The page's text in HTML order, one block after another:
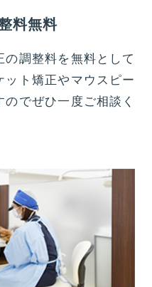
料無料
調整料を無料として
ット矯正やマウスピー
でぜひ一度ご相談く